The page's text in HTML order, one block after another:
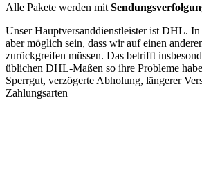
Alle Pakete werden mit
Unser Hauptversanddienstleister ist DHL.
aber möglich sein, dass wir auf einen
zurückgreifen müssen. Das betrifft
üblichen DHL-Maßen so ihre Probleme
Sperrgut, verzögerte Abholung, längerer
Zahlungsarten